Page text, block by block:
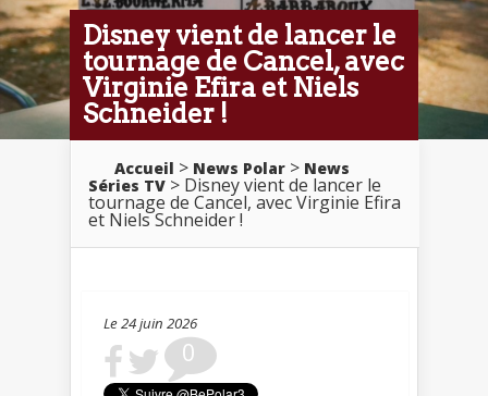
Disney vient de lancer le
tournage de Cancel, avec
Virginie Efira et Niels
Schneider !
Accueil > News Polar > News
Séries TV > Disney vient de lancer le
tournage de Cancel, avec Virginie Efira
et Niels Schneider !
Le 24 juin 2026
0